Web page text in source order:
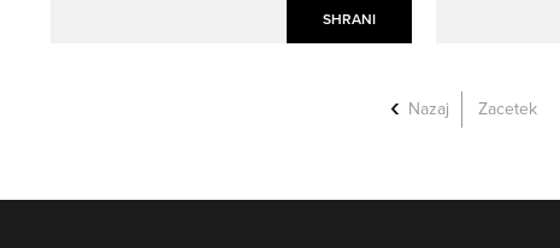
SHRANI
Nazaj Zacetek